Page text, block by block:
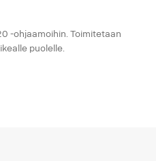
-ohjaamoihin. Toimitetaan
puolelle.